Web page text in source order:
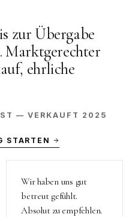
zur Übergabe
Marktgerechter
ehrliche
— VERKAUFT 2025
STARTEN
Wir haben uns gut
betreut gefühlt.
Absolut zu empfehlen.